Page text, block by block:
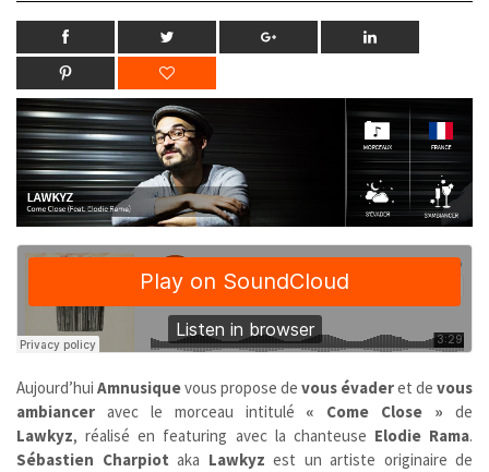
Aujourd’hui Amnusiquevous propose de vous évaderet de vous
ambiancer avec le morceau intitulé « Come Close » de
Lawkyz, réalisé en featuring avec la chanteuse Elodie Rama.
Sébastien Charpiot aka Lawkyz est un artiste originaire de